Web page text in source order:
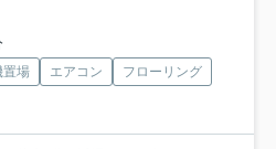
置場 エアコン
フローリング